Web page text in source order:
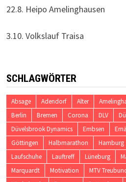
22.8. Heipo Amelinghausen
3.10. Volkslauf Traisa
SCHLAGWÖRTER
Absage Adendorf Alter
Berlin
Bremen Corona DLV
Düvelsbrook Dynamics
Embsen
Göttingen
Halbmarathon Hamburg
Laufschuhe
Lauftreff Lüneburg
Marquardt
Motivation MTV